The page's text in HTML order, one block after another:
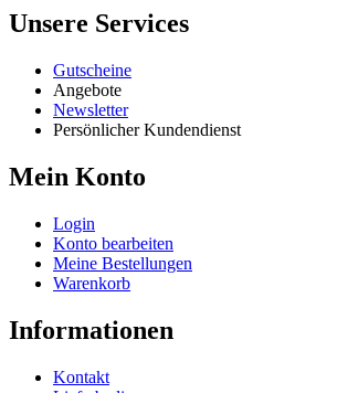
Unsere Services
Gutscheine
Angebote
Newsletter
Persönlicher Kundendienst
Mein Konto
Login
Konto bearbeiten
Meine Bestellungen
Warenkorb
Informationen
Kontakt